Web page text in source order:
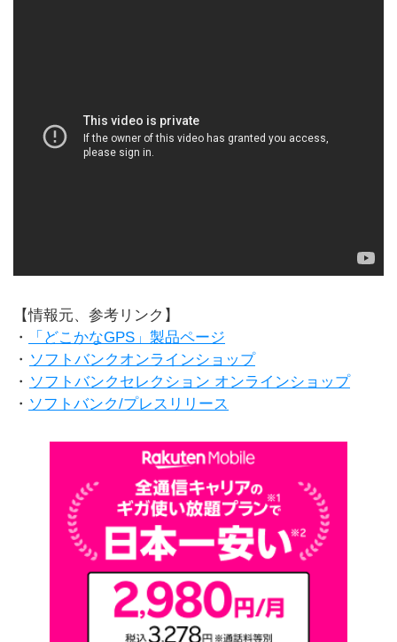
【情報元、参考リンク】
・
「どこかなGPS」製品ページ
・ ソフトバンクオンラインショップ
・ ソフトバンクセレクション オンラインショップ
・ ソフトバンク/プレスリリース